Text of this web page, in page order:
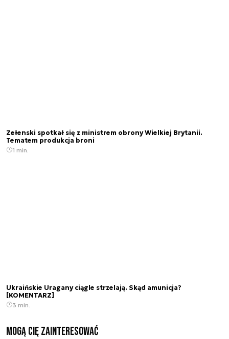
Zełenski spotkał się z ministrem obrony Wielkiej Brytanii.
Tematem produkcja broni
1 min.
Ukraińskie Uragany ciągle strzelają. Skąd amunicja?
[KOMENTARZ]
3 min.
Mogą Cię zainteresować